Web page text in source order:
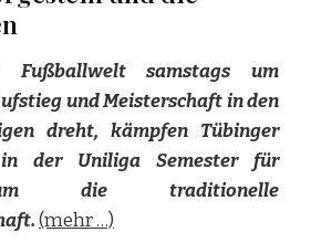
samstags um
und Meisterschaft in den
dreht, kämpfen Tübinger
in der Uniliga Semester für
die traditionelle
(mehr …)